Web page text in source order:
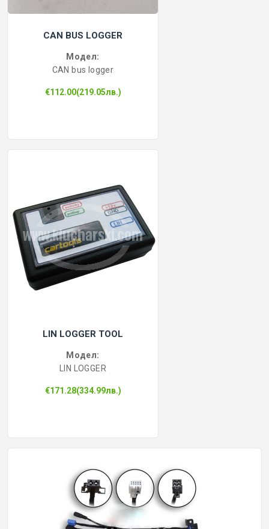
CAN BUS LOGGER
Модел:
CAN bus logger
€112.00(219.05лв.)
LIN LOGGER TOOL
Модел:
LIN LOGGER
€171.28(334.99лв.)